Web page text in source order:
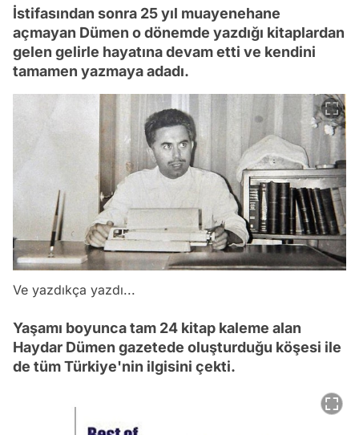
İstifasından sonra 25 yıl muayenehane
açmayan Dümen o dönemde yazdığı kitaplardan
gelen gelirle hayatına devam etti ve kendini
tamamen yazmaya adadı.
Ve yazdıkça yazdı...
Yaşamı boyunca tam 24 kitap kaleme alan
Haydar Dümen gazetede oluşturduğu köşesi ile
de tüm Türkiye'nin ilgisini çekti.